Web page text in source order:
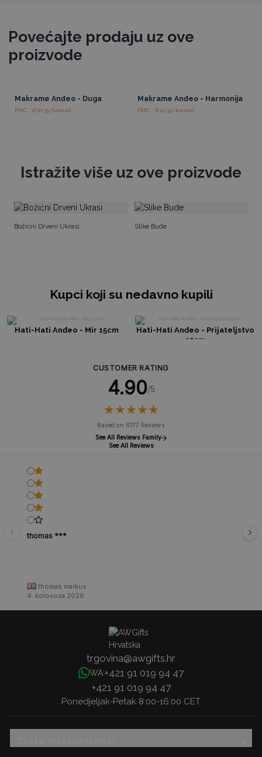
Povećajte prodaju uz ove
proizvode
Makrame Anđeo - Duga
PMC : €10.35/komad
Makrame Anđeo - Harmonija
PMC : €10.35/komad
Istražite više uz ove proizvode
Božićni Drveni Ukrasi Slike Bude
Kupci koji su nedavno kupili
Hati-Hati Anđeo - Mir 15cm
Hati-Hati Anđeo - Prijateljstvo
15cm
CUSTOMER RATING
4.90/5
★★★★★
★★★★★
Based on 6177 Reviews
See All Reviews Family
See All Reviews
thomas ***
thomas markus
4. kolovoza 2026.
trgovina@awgifts.hr
WA:+421 91 019 94 47
+421 91 019 94 47
Ponedjeljak-Petak 8:00-16:00 CET